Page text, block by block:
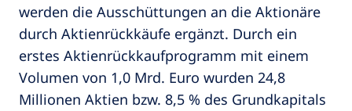
werden die Ausschüttungen an die Aktionäre
durch Aktienrückkäufe ergänzt. Durch ein
erstes Aktienrückkaufprogramm mit einem
Volumen von 1,0 Mrd. Euro wurden 24,8
Millionen Aktien bzw. 8,5 % des Grundkapitals